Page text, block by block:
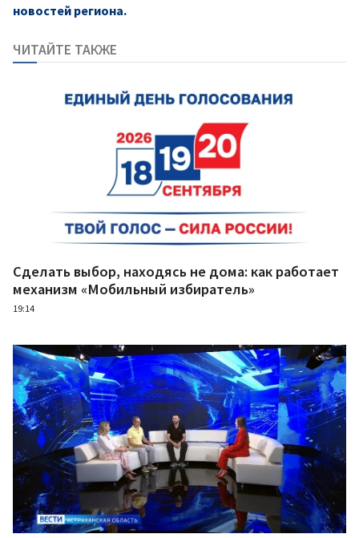
новостей региона.
ЧИТАЙТЕ ТАКЖЕ
Сделать выбор, находясь не дома: как работает
механизм «Мобильный избиратель»
19:14